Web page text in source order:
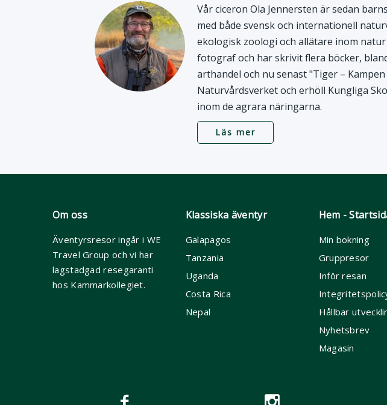
Vår ciceron Ola Jennersten är sedan
med både svensk och internationell
ekologisk zoologi och allätare inom
fotograf och har skrivit flera böcker,
arthandel och nu senast "Tiger –
Naturvårdsverket och erhöll Kungliga
inom de agrara näringarna.
Läs mer
Om oss
Äventyrsresor ingår i WE
Travel Group och vi har
lagstadgad resegaranti
hos Kammarkollegiet.
Klassiska äventyr
Galapagos
Tanzania
Uganda
Costa Rica
Nepal
Hem -
Min bokning
Gruppresor
Inför resan
Hållbar
Nyhetsbrev
Magasin